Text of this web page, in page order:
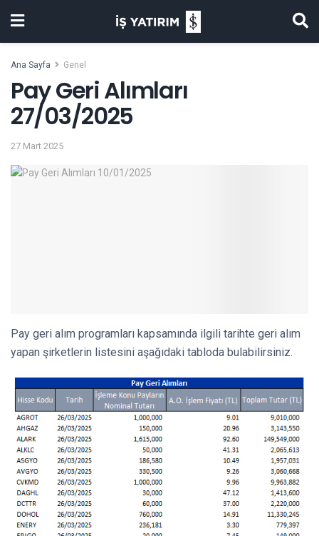
Ana Sayfa Genel
Pay Geri Alımları
27/03/2025
27 Mart 2025
Pay geri alım programları kapsamında ilgili tarihte geri alım
yapan şirketlerin listesini aşağıdaki tabloda bulabilirsiniz.